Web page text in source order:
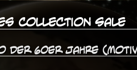
Collection Sale
60er Jahre (Motiv